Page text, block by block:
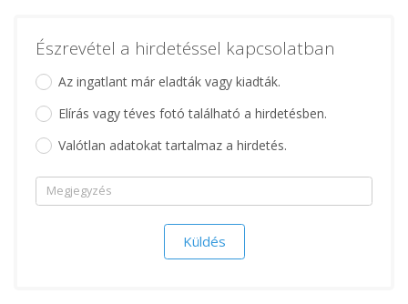
Észrevétel a hirdetéssel kapcsolatban
Az ingatlant már eladták vagy kiadták.
Elírás vagy téves fotó található a hirdetésben.
Valótlan adatokat tartalmaz a hirdetés.